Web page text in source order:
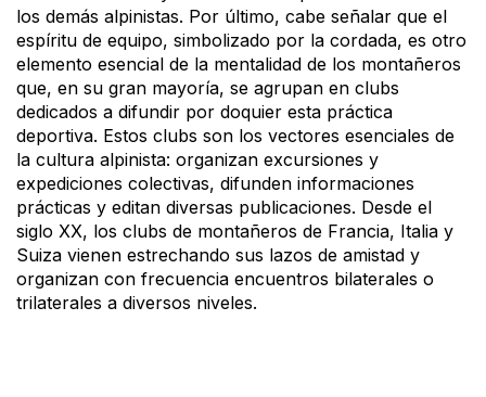
los demás alpinistas. Por último, cabe señalar que el
espíritu de equipo, simbolizado por la cordada, es otro
elemento esencial de la mentalidad de los montañeros
que, en su gran mayoría, se agrupan en clubs
dedicados a difundir por doquier esta práctica
deportiva. Estos clubs son los vectores esenciales de
la cultura alpinista: organizan excursiones y
expediciones colectivas, difunden informaciones
prácticas y editan diversas publicaciones. Desde el
siglo XX, los clubs de montañeros de Francia, Italia y
Suiza vienen estrechando sus lazos de amistad y
organizan con frecuencia encuentros bilaterales o
trilaterales a diversos niveles.